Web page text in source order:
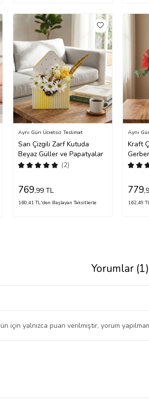
Sarı Çizgili Zarf Kutuda
Beyaz Güller ve Papatyalar
(2)
Aynı Gün Ücretsiz Teslimat
769,99 TL
160,41 TL'den Başlayan Taksitlerle
Kraft
Aynı
779
162,49
Yorumlar (1)
için yalnızca puan verilmiştir, yorum